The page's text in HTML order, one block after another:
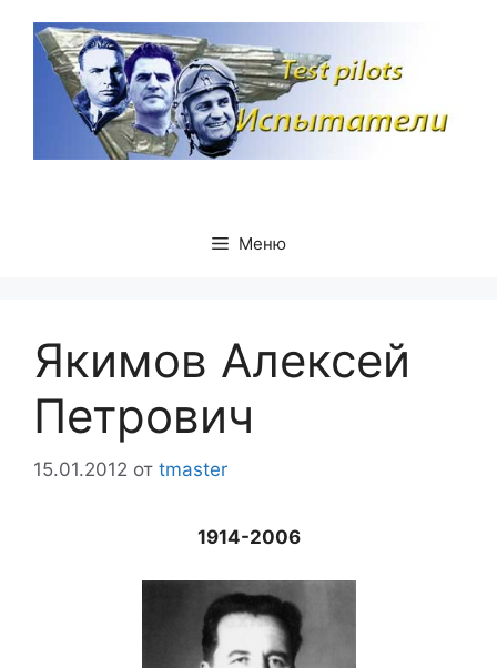
содержимому
Меню
Якимов Алексей
Петрович
15.01.2012 от tmaster
1914-2006